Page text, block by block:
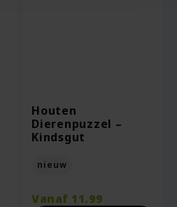
Houten
Dierenpuzzel –
Kindsgut
nieuw
Vanaf 11.99